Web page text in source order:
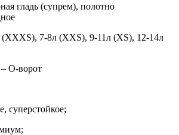
гладь (супрем), полотно
(XXXS), 7-8л (XXS), 9-11л (XS), 12-14л
О-ворот
суперстойкое;